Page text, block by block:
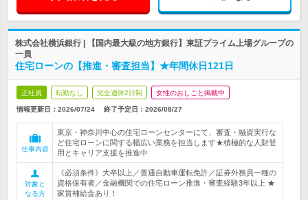
株式会社横浜銀行 | 【国内最大級の地方銀行】東証プライム上場グループの
一員
住宅ローンの【推進・審査担当】★年間休日121日
正社員 転勤なし 完全週休2日制 女性のおしごと掲載中
情報更新日：2026/07/24 終了予定日： 2026/08/27
仕事内容
東京・神奈川中心の住宅ローンセンターにて、審査・融資実行な
ど住宅ローンに関する幅広い業務を担当します★積極的な人財登
用とキャリア支援を推進中
対象と
なる方
《必須条件》大卒以上／普通自動車運転免許／証券外務員一種の
資格保有者／金融機関での住宅ローン推進・審査経験3年以上 ★
家賃補給金あり！